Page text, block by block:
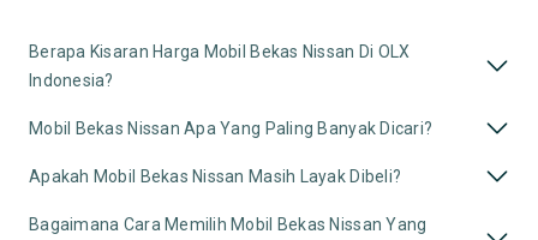
Berapa Kisaran Harga Mobil Bekas Nissan Di OLX
Indonesia?
Mobil Bekas Nissan Apa Yang Paling Banyak Dicari?
Apakah Mobil Bekas Nissan Masih Layak Dibeli?
Bagaimana Cara Memilih Mobil Bekas Nissan Yang